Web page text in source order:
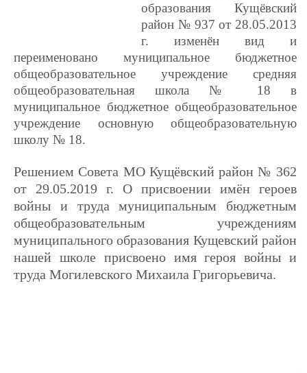
образования Кущёвский
район № 937 от 28.05.2013
г. изменён вид и
переименовано муниципальное бюджетное
общеобразовательное учреждение средняя
общеобразовательная школа № 18 в
муниципальное бюджетное общеобразовательное
учреждение основную общеобразовательную
школу № 18.
Решением Совета МО Кущёвский район № 362
от 29.05.2019 г. О присвоении имён героев
войны и труда муниципальным бюджетным
общеобразовательным учреждениям
муниципального образования Кущевский район
нашей школе присвоено имя героя войны и
труда Могилевского Михаила Григорьевича.